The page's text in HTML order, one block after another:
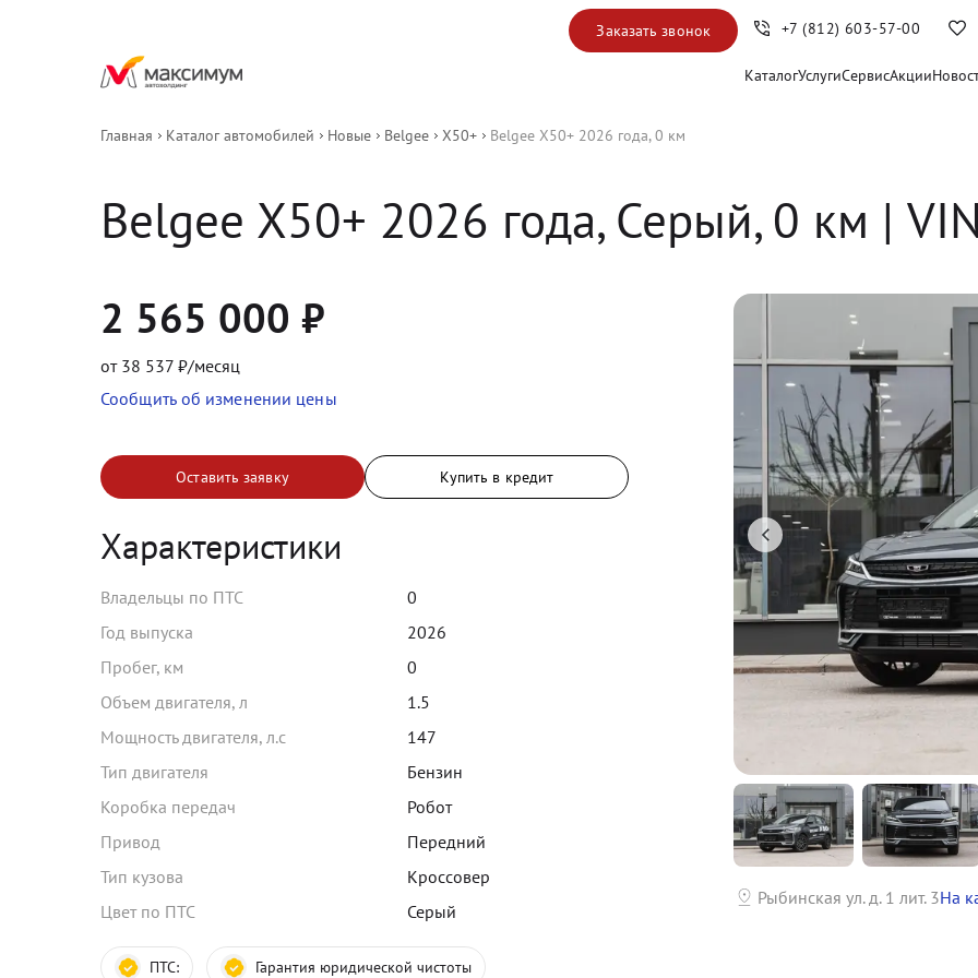
КаталогУслугиСервисАкции
Заказать звонок +7 (812) 603-57-00
Главная Каталог автомобилей Новые Belgee X50+ Belgee X50+ 2026 года, 0 км
Belgee X50+ 2026 года, Серый, 0 км |
2 565 000 ₽
от 38 537 ₽/месяц
Сообщить об изменении цены
Оставить заявку Купить в кредит
Характеристики
Владельцы по ПТС
0
Год выпуска
2026
Пробег, км
0
Объем двигателя, л
1.5
Мощность двигателя, л.с
147
Тип двигателя
Бензин
Коробка передач
Робот
Привод
Передний
Тип кузова
Кроссовер
Цвет по ПТС
Серый
ПТС: Гарантия юридической чистоты
Рыбинская ул. д. 1 лит. 3На